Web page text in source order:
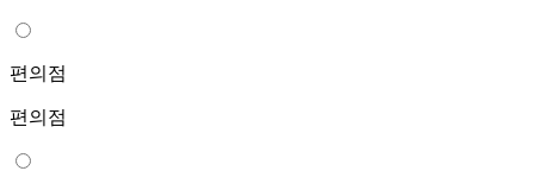
편의점
편의점